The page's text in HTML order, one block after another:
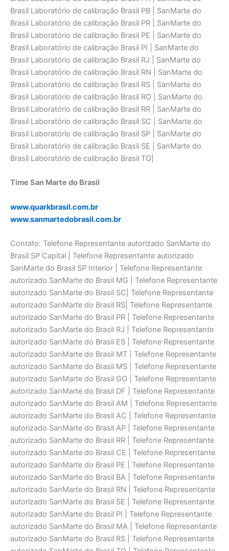
Time San Marte do Brasil
www.quarkbrasil.com.br
www.sanmartedobrasil.com.br
Contato: Telefone Representante autorizado SanMarte do
Brasil SP Capital | Telefone Representante autorizado
SanMarte do Brasil SP Interior | Telefone Representante
autorizado SanMarte do Brasil MG | Telefone Representante
autorizado SanMarte do Brasil SC| Telefone Representante
autorizado SanMarte do Brasil RS| Telefone Representante
autorizado SanMarte do Brasil PR | Telefone Representante
autorizado SanMarte do Brasil RJ | Telefone Representante
autorizado SanMarte do Brasil ES | Telefone Representante
autorizado SanMarte do Brasil MT | Telefone Representante
autorizado SanMarte do Brasil MS | Telefone Representante
autorizado SanMarte do Brasil GO | Telefone Representante
autorizado SanMarte do Brasil DF | Telefone Representante
autorizado SanMarte do Brasil AM | Telefone Representante
autorizado SanMarte do Brasil AC | Telefone Representante
autorizado SanMarte do Brasil AP | Telefone Representante
autorizado SanMarte do Brasil RR | Telefone Representante
autorizado SanMarte do Brasil CE | Telefone Representante
autorizado SanMarte do Brasil PE | Telefone Representante
autorizado SanMarte do Brasil BA | Telefone Representante
autorizado SanMarte do Brasil RN | Telefone Representante
autorizado SanMarte do Brasil SE | Telefone Representante
autorizado SanMarte do Brasil PI | Telefone Representante
autorizado SanMarte do Brasil MA | Telefone Representante
autorizado SanMarte do Brasil RS | Telefone Representante